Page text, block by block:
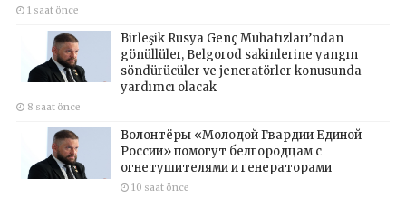
1 saat önce
Birleşik Rusya Genç Muhafızları’ndan
gönüllüler, Belgorod sakinlerine yangın
söndürücüler ve jeneratörler konusunda
yardımcı olacak
8 saat önce
Волонтёры «Молодой Гвардии Единой
России» помогут белгородцам с
огнетушителями и генераторами
10 saat önce